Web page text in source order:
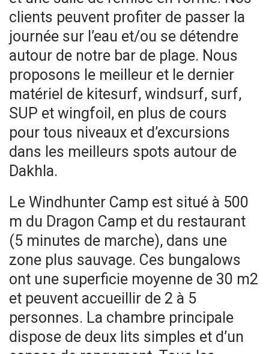
clients peuvent profiter de passer la
journée sur l’eau et/ou se détendre
autour de notre bar de plage. Nous
proposons le meilleur et le dernier
matériel de kitesurf, windsurf, surf,
SUP et wingfoil, en plus de cours
pour tous niveaux et d’excursions
dans les meilleurs spots autour de
Dakhla.
Le Windhunter Camp est situé à 500
m du Dragon Camp et du restaurant
(5 minutes de marche), dans une
zone plus sauvage. Ces bungalows
ont une superficie moyenne de 30 m2
et peuvent accueillir de 2 à 5
personnes. La chambre principale
dispose de deux lits simples et d’un